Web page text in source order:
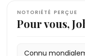
NOTORIÉTÉ PERÇUE
Pour vous,
Connu